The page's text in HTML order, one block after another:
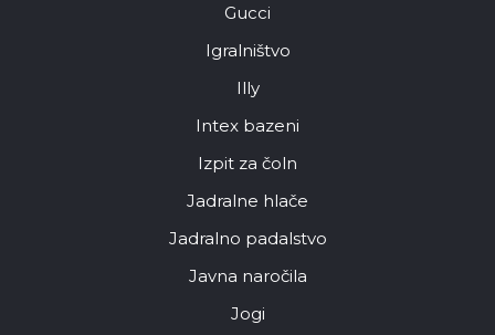
Gucci
Igralništvo
Illy
Intex bazeni
Izpit za čoln
Jadralne hlače
Jadralno padalstvo
Javna naročila
Jogi